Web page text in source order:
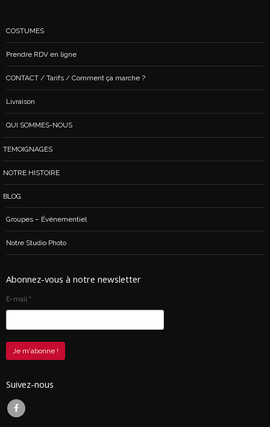
COSTUMES
Prendre RDV en ligne
CONTACT / Tarifs / Comment ça marche ?
Livraison
QUI SOMMES-NOUS
TEMOIGNAGES
NOTRE HISTOIRE
BLOG
Groupes – Événementiel
Notre Studio Photo
Abonnez-vous à notre newsletter
E-mail *
Suivez-nous